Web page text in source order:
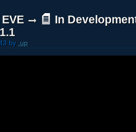
In
by .up